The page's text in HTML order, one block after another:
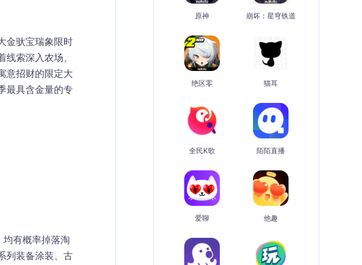
金驮宝瑞象限时
索深入农场、
意招财的限定大
最具含金量的专
有概率掉落淘
列装备涂装、古
原神 崩坏：星穹铁道
绝区零 猫耳
全民K歌 陌陌直播
爱聊 他趣